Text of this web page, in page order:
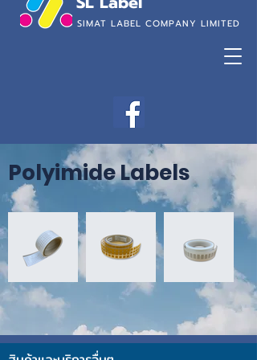
SIMAT LABEL COMPANY LIMITED
Polyimide Labels